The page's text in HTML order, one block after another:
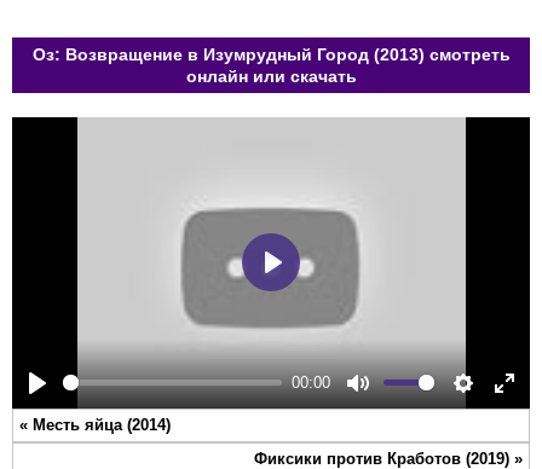
Оз: Возвращение в Изумрудный Город (2013) смотреть
онлайн или скачать
Play
00:00
Mute Settings
Play
« Месть яйца (2014)
Фиксики против Кработов (2019) »